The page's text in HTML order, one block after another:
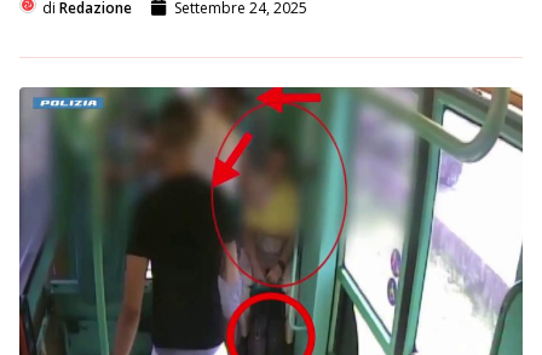
di Redazione Settembre 24, 2025